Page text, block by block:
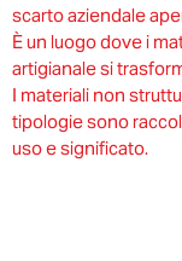
scarto aziendale
È un luogo dove i
artigianale si
I materiali non
tipologie sono
uso e significato.